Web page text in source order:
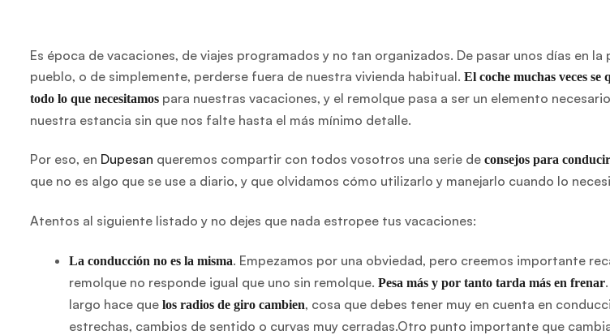
Es época de vacaciones, de viajes programados y no tan organizados. De pasar unos días en la
pueblo, o de simplemente, perderse fuera de nuestra vivienda habitual. El coche muchas veces
todo lo que necesitamos para nuestras vacaciones, y el remolque pasa a ser un elemento
nuestra estancia sin que nos falte hasta el más mínimo detalle.
Por eso, en Dupesan queremos compartir con todos vosotros una serie de consejos para
que no es algo que se use a diario, y que olvidamos cómo utilizarlo y manejarlo cuando lo
Atentos al siguiente listado y no dejes que nada estropee tus vacaciones:
La conducción no es la misma. Empezamos por una obviedad, pero creemos importante
remolque no responde igual que uno sin remolque. Pesa más y por tanto tarda más en frenar
largo hace que los radios de giro cambien, cosa que debes tener muy en cuenta en
estrechas, cambios de sentido o curvas muy cerradas.Otro punto importante que